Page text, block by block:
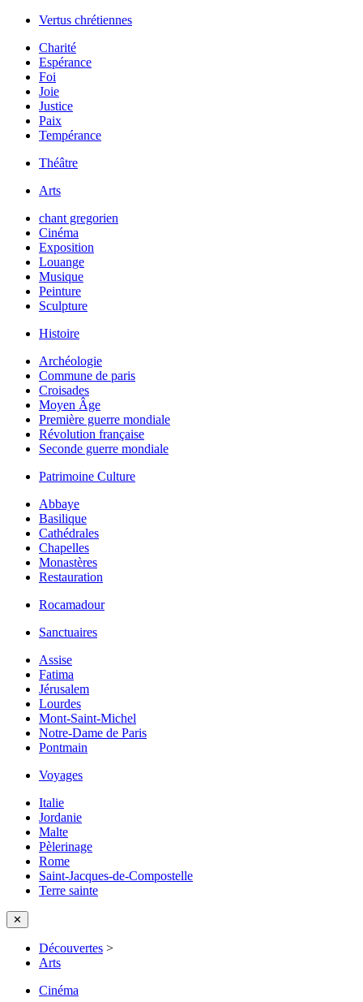
Vertus chrétiennes
Charité
Espérance
Foi
Joie
Justice
Paix
Tempérance
Théâtre
Arts
chant gregorien
Cinéma
Exposition
Louange
Musique
Peinture
Sculpture
Histoire
Archéologie
Commune de paris
Croisades
Moyen Âge
Première guerre mondiale
Révolution française
Seconde guerre mondiale
Patrimoine Culture
Abbaye
Basilique
Cathédrales
Chapelles
Monastères
Restauration
Rocamadour
Sanctuaires
Assise
Fatima
Jérusalem
Lourdes
Mont-Saint-Michel
Notre-Dame de Paris
Pontmain
Voyages
Italie
Jordanie
Malte
Pèlerinage
Rome
Saint-Jacques-de-Compostelle
Terre sainte
✕
Découvertes >
Arts
Cinéma